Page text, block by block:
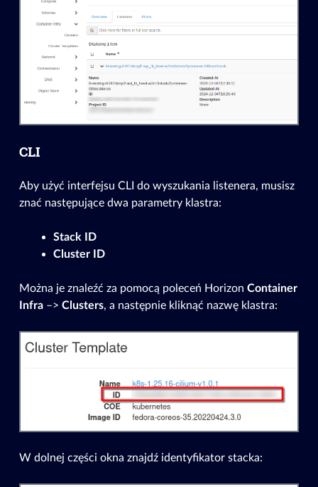
CLI
Aby użyć interfejsu CLI do wyszukania listenera, musisz
znać następujące dwa parametry klastra:
Stack ID
Cluster ID
Można je znaleźć za pomocą poleceń HorizonContainer
Infra –>Clusters, a następnie kliknąć nazwę klastra:
W dolnej części okna znajdź identyfikator stacka: